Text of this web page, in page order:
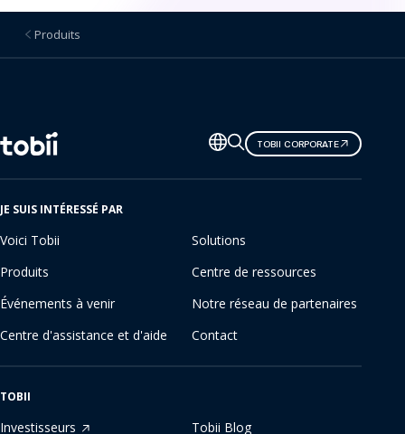
t
l
i
c
i
e
l
Produits
Changer
de
langue
TOBII CORPORATE
JE SUIS INTÉRESSÉ PAR
Voici Tobii
Solutions
Produits
Centre de ressources
Événements à venir
Notre réseau de partenaires
Centre d'assistance et d'aide
Contact
TOBII
Investisseurs Tobii Blog